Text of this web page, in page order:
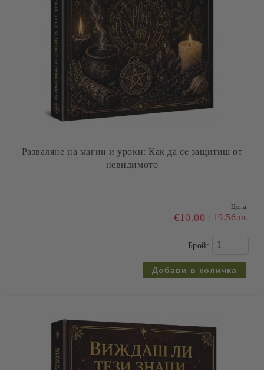
Разваляне на магии и уроки: Как да се защитиш от
невидимото
Цена:
€10.00 19.56лв.
Брой: